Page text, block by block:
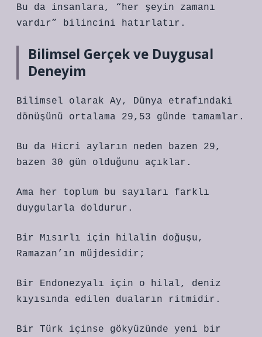
Bu da insanlara, “her şeyin zamanı
vardır” bilincini hatırlatır.
Bilimsel Gerçek ve Duygusal
Deneyim
Bilimsel olarak Ay, Dünya etrafındaki
dönüşünü ortalama 29,53 günde tamamlar.
Bu da Hicri ayların neden bazen 29,
bazen 30 gün olduğunu açıklar.
Ama her toplum bu sayıları farklı
duygularla doldurur.
Bir Mısırlı için hilalin doğuşu,
Ramazan’ın müjdesidir;
Bir Endonezyalı için o hilal, deniz
kıyısında edilen duaların ritmidir.
Bir Türk içinse gökyüzünde yeni bir